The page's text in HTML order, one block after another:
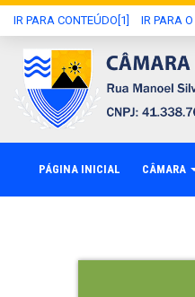
IR PARA CONTEÚDO[1] IR PARA
PÁGINA INICIAL CÂMARA